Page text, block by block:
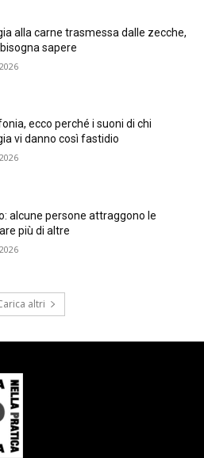
alla carne trasmessa dalle zecche,
sapere
ecco perché i suoni di chi
vi danno così fastidio
alcune persone attraggono le
più di altre
altri